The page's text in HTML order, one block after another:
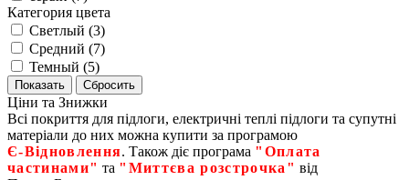
Категория цвета
Светлый (3)
Средний (7)
Темный (5)
Ціни та Знижки
Всі покриття для підлоги, електричні теплі підлоги та супутні
матеріали до них можна купити за програмою
Є‑Відновлення. Також діє програма "Оплата
частинами" та "Миттєва розстрочка" від